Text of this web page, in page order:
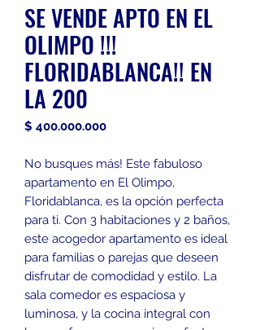
SE VENDE APTO EN EL
OLIMPO !!!
FLORIDABLANCA!! EN
LA 200
$ 400.000.000Precio
No busques más! Este fabuloso
apartamento en El Olimpo,
Floridablanca, es la opción perfecta
para ti. Con 3 habitaciones y 2 baños,
este acogedor apartamento es ideal
para familias o parejas que deseen
disfrutar de comodidad y estilo. La
sala comedor es espaciosa y
luminosa, y la cocina integral con